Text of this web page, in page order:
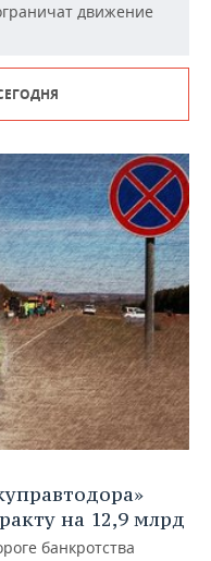
движение
на 12,9 млрд
банкротства